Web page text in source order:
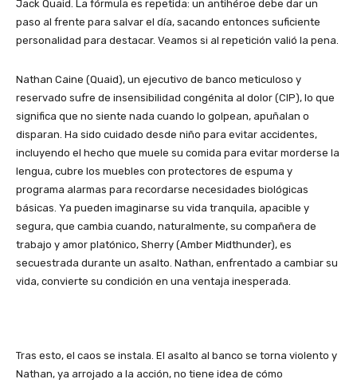
Jack Quaid. La fórmula es repetida: un antihéroe debe dar un
paso al frente para salvar el día, sacando entonces suficiente
personalidad para destacar. Veamos si al repetición valió la pena.
Nathan Caine (Quaid), un ejecutivo de banco meticuloso y
reservado sufre de insensibilidad congénita al dolor (CIP), lo que
significa que no siente nada cuando lo golpean, apuñalan o
disparan. Ha sido cuidado desde niño para evitar accidentes,
incluyendo el hecho que muele su comida para evitar morderse la
lengua, cubre los muebles con protectores de espuma y
programa alarmas para recordarse necesidades biológicas
básicas. Ya pueden imaginarse su vida tranquila, apacible y
segura, que cambia cuando, naturalmente, su compañera de
trabajo y amor platónico, Sherry (Amber Midthunder), es
secuestrada durante un asalto. Nathan, enfrentado a cambiar su
vida, convierte su condición en una ventaja inesperada.
Tras esto, el caos se instala. El asalto al banco se torna violento y
Nathan, ya arrojado a la acción, no tiene idea de cómo